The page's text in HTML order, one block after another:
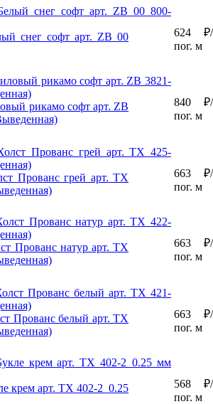
снег софт арт. ZB 00
624 ₽/
пог. м
рикамо софт арт. ZB
840 ₽/
пог. м
Прованс грей арт. TX
663 ₽/
пог. м
Прованс натур арт. TX
663 ₽/
пог. м
Прованс белый арт. TX
663 ₽/
пог. м
крем арт. TX 402-2_0.25
568 ₽/
пог. м